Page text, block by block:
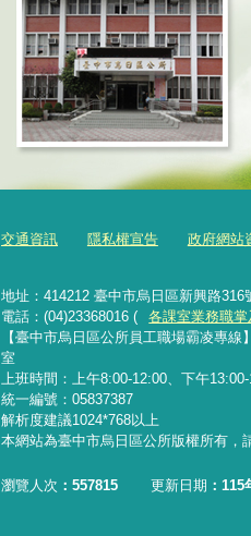
交通資訊 隱私權宣告 政府網站
地址：414212 臺中市烏日區新興路316
電話：(04)23368016 (
各課室業務職
【臺中市烏日區公所員工職場霸凌專
室
上班時間：上午8:00-12:00、下午
統一編號：05837387
解析度建議1024*768以上
本網站為臺中市烏日區公所版權所有，
瀏覽人次 557815 更新日期 115